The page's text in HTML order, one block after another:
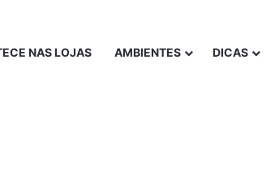
NAS LOJAS AMBIENTES DICAS